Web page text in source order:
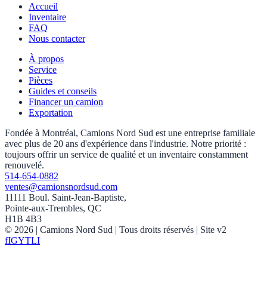
Accueil
Inventaire
FAQ
Nous contacter
À propos
Service
Pièces
Guides et conseils
Financer un camion
Exportation
Fondée à Montréal, Camions Nord Sud est une entreprise familiale
avec plus de 20 ans d'expérience dans l'industrie. Notre priorité :
toujours offrir un service de qualité et un inventaire constamment
renouvelé.
514-654-0882
ventes@camionsnordsud.com
11111 Boul. Saint-Jean-Baptiste,
Pointe-aux-Trembles, QC
H1B 4B3
© 2026 | Camions Nord Sud | Tous droits réservés | Site v2
fIGYTLI